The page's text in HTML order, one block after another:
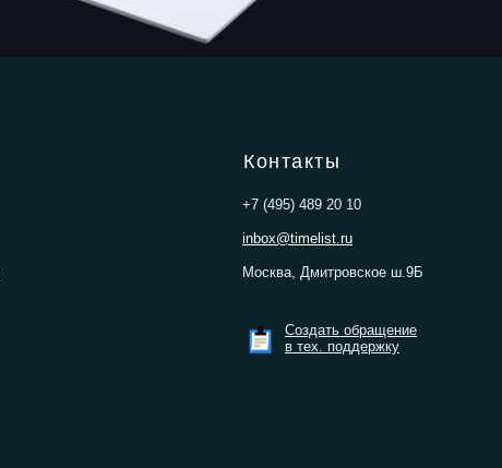
Создать обращение
в тех. поддержку
+7 (495) 489 20 10
inbox@timelist.ru
Москва, Дмитровское ш.9Б
Контакты